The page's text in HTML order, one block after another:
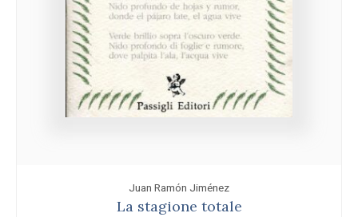
Juan Ramón Jiménez
La stagione totale